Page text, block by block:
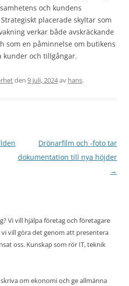
och kundens
placerade skyltar som
verkar både avskräckande
som en påminnelse om butikens
kunder och tillgångar.
den 9 juli, 2024av hans.
Drönarfilm och -foto tar
dokumentation till nya höjder
→
Vi vill hjälpa företag och företagare
vill göra det genom att presentera
oss. Kunskap som rör IT, teknik
om ekonomi och ge allmänna